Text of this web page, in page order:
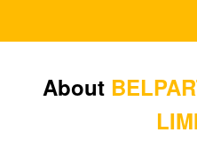
Bơm bánh răng thủy lực
Máy xúc HPV160 Bơm
About